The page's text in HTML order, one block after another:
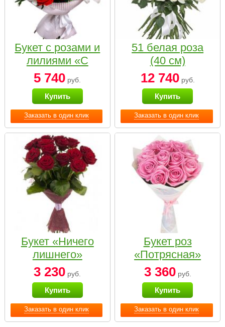
Заказать в один клик
Букет с розами и
лилиями «С
наилучшими
пожеланиями»
5 740 руб.
Купить
Заказать в один клик
51 белая роза
(40 см)
12 740руб.
Купить
Заказать в один клик
Букет «Ничего
лишнего»
3 230 руб.
Купить
Заказать в один клик
Букет роз
«Потрясная»
3 360руб.
Купить